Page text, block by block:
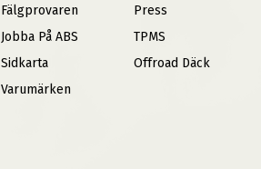
Fälgprovaren
Jobba På ABS
Sidkarta
Varumärken
Press
TPMS
Offroad Däck